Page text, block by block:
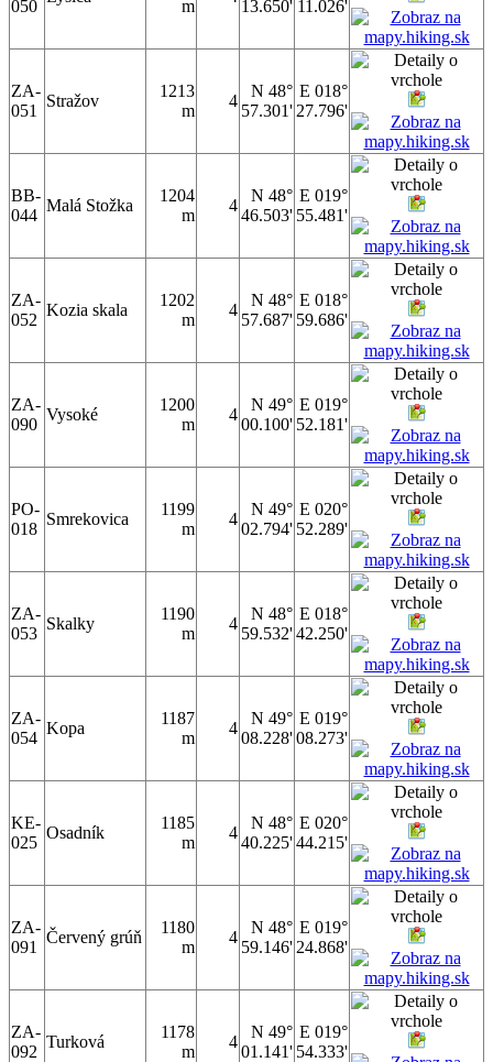
050 m 13.650' 11.026'
ZA-
051
Stražov
1213
m
4
N 48°
57.301'
E 018°
27.796'
BB-
044
Malá Stožka
1204
m
4
N 48°
46.503'
E 019°
55.481'
ZA-
052
Kozia skala
1202
m
4
N 48°
57.687'
E 018°
59.686'
ZA-
090
Vysoké
1200
m
4
N 49°
00.100'
E 019°
52.181'
PO-
018
Smrekovica
1199
m
4
N 49°
02.794'
E 020°
52.289'
ZA-
053
Skalky
1190
m
4
N 48°
59.532'
E 018°
42.250'
ZA-
054
Kopa
1187
m
4
N 49°
08.228'
E 019°
08.273'
KE-
025
Osadník
1185
m
4
N 48°
40.225'
E 020°
44.215'
ZA-
091
Červený grúň
1180
m
4
N 48°
59.146'
E 019°
24.868'
ZA-
092
Turková
1178
m
4
N 49°
01.141'
E 019°
54.333'